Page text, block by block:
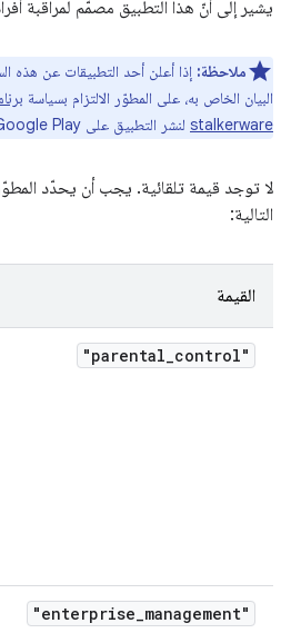
يشير إلى أنّ هذا التطبيق مصمّم لمراقبة
ملاحظة: إذا أعلن أحد التطبيقات عن هذه
البيان الخاص به، على المطوّر الالتزام بسياسة
stalkerware لنشر التطبيق على Google Play.
لا توجد قيمة تلقائية. يجب أن يحدّد
التالية:
القيمة
"parental_control"
"enterprise_management"